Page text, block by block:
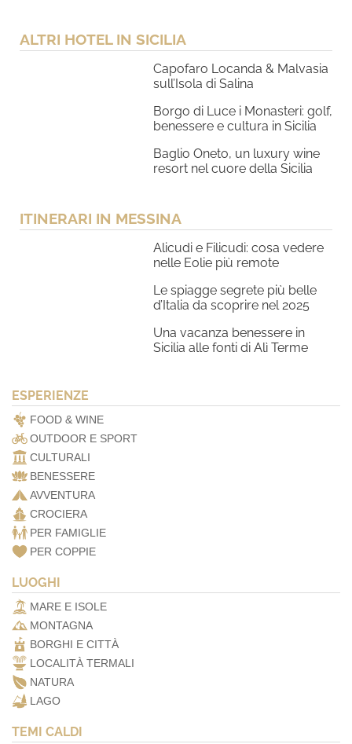
ALTRI HOTEL IN SICILIA
Capofaro Locanda & Malvasia
sull’Isola di Salina
Borgo di Luce i Monasteri: golf,
benessere e cultura in Sicilia
Baglio Oneto, un luxury wine
resort nel cuore della Sicilia
ITINERARI IN MESSINA
Alicudi e Filicudi: cosa vedere
nelle Eolie più remote
Le spiagge segrete più belle
d’Italia da scoprire nel 2025
Una vacanza benessere in
Sicilia alle fonti di Alì Terme
ESPERIENZE
FOOD & WINE
OUTDOOR E SPORT
CULTURALI
BENESSERE
AVVENTURA
CROCIERA
PER FAMIGLIE
PER COPPIE
LUOGHI
MARE E ISOLE
MONTAGNA
BORGHI E CITTÀ
LOCALITÀ TERMALI
NATURA
LAGO
TEMI CALDI